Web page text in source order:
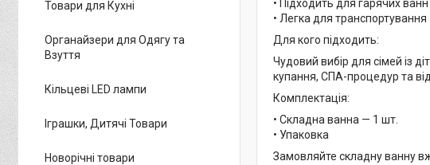
• Підходить для гарячих
• Легка для транспортування
Для кого підходить:
Чудовий вибір для сімей із
купання, СПА-процедур та
Комплектація:
• Складна ванна — 1 шт.
• Упаковка
Замовляйте складну ванну
Товари для Кухні
Органайзери для Одягу та
Взуття
Кільцеві LED лампи
Іграшки, Дитячі Товари
Новорічні товари